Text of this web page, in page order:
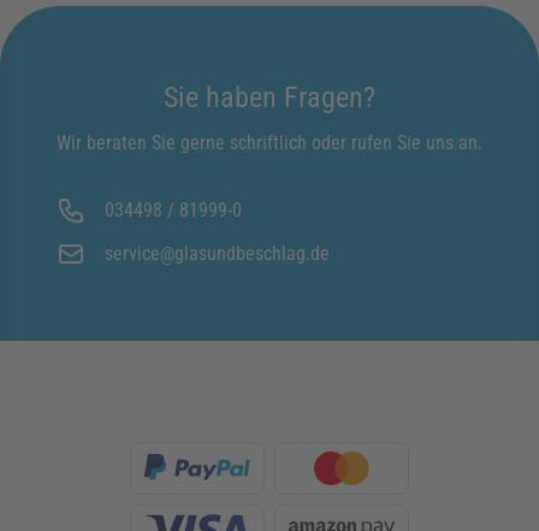
Sie haben Fragen?
Wir beraten Sie gerne schriftlich oder rufen Sie uns an.
034498 / 81999-0
service@glasundbeschlag.de